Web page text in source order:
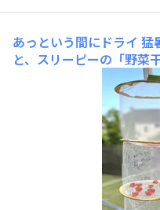
あっという間にドライ 猛
と、スリーピーの「野菜
ってみました🍅 この暑
に！オイル漬けして、パ
した。乾燥する季節にな
てみようと思います🎃